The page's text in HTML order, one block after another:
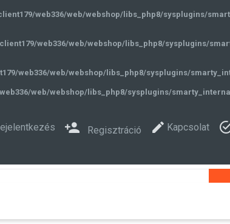
web336/web/webshop/libs_php8/sysplugins/
web336/web/webshop/libs_php8/sysplugins/
web336/web/webshop/libs_php8/sysplugins/
web/webshop/libs_php8/sysplugins/
Regisztráció Kapcsolat